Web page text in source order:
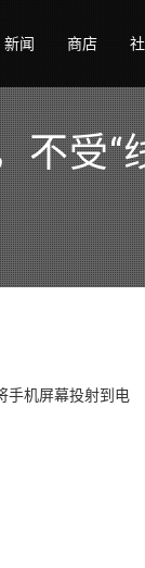
新闻 商店
不受“
手机屏幕投射到电